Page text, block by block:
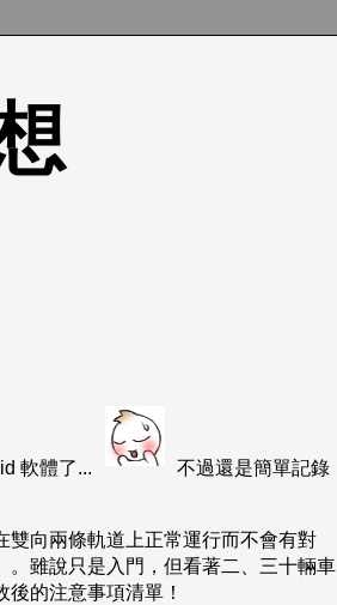
軟體了...
不過還是簡單記錄
雙向兩條軌道上正常運行而不會有對
雖說只是入門，但看著二、三十輛車
的注意事項清單！